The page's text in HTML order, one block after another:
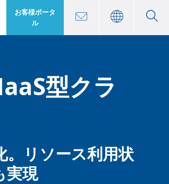
お客様ポータ
ル
型クラ
。リソース利用状
実現